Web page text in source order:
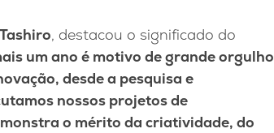
, destacou o significado do
um ano é motivo de grande orgulho
desde a pesquisa e
nossos projetos de
o mérito da criatividade, do